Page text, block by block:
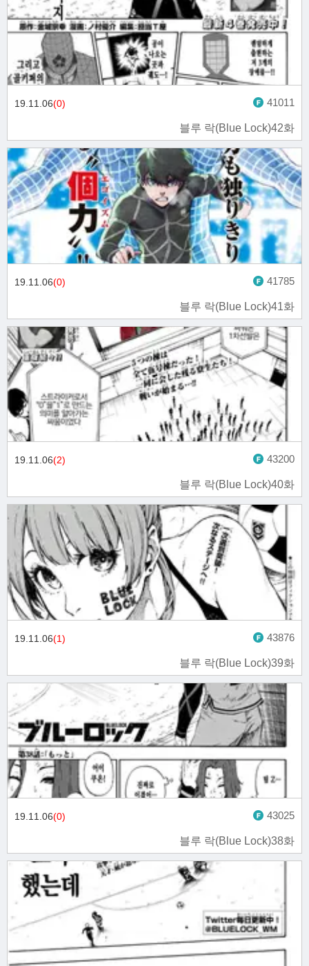
블루 락(Blue Lock)42화
19.11.06(0) 41011
블루 락(Blue Lock)41화
19.11.06(0) 41785
블루 락(Blue Lock)40화
19.11.06(2) 43200
블루 락(Blue Lock)39화
19.11.06(1) 43876
블루 락(Blue Lock)38화
19.11.06(0) 43025